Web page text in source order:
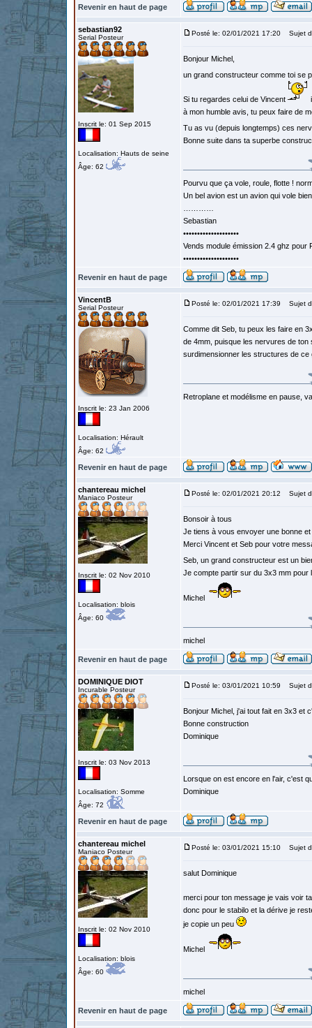
Revenir en haut de page
sebastian92
Serial Posteur
Inscrit le: 01 Sep 2015
Localisation: Hauts de seine
Âge: 62
Posté le: 02/01/2021 17:20 Sujet
Bonjour Michel,
un grand constructeur comme toi se
Si tu regardes celui de Vincent
à mon humble avis, tu peux faire de
Tu as vu (depuis longtemps) ces
Bonne suite dans ta superbe
Pourvu que ça vole, roule, flotte !
Un bel avion est un avion qui vole
Sebastian
••••••••••••••••••••
Vends module émission 2.4 ghz
••••••••••••••••••••
Revenir en haut de page
VincentB
Serial Posteur
Inscrit le: 23 Jan 2006
Localisation: Hérault
Âge: 62
Posté le: 02/01/2021 17:39 Sujet
Comme dit Seb, tu peux les faire en
de 4mm, puisque les nervures de ton
surdimensionner les structures de ce
Retroplane et modélisme en pause,
Revenir en haut de page
chantereau michel
Maniaco Posteur
Inscrit le: 02 Nov 2010
Localisation: blois
Âge: 60
Posté le: 02/01/2021 20:12 Sujet
Bonsoir à tous
Je tiens à vous envoyer une bonne
Merci Vincent et Seb pour votre
Seb, un grand constructeur est un
Je compte partir sur du 3x3 mm pour
Michel
michel
Revenir en haut de page
DOMINIQUE DIOT
Incurable Posteur
Inscrit le: 03 Nov 2013
Localisation: Somme
Âge: 72
Posté le: 03/01/2021 10:59 Sujet
Bonjour Michel, j'ai tout fait en 3x3 et
Bonne construction
Dominique
Lorsque on est encore en l'air, c'est
Dominique
Revenir en haut de page
chantereau michel
Maniaco Posteur
Inscrit le: 02 Nov 2010
Localisation: blois
Âge: 60
Posté le: 03/01/2021 15:10 Sujet
salut Dominique
merci pour ton message je vais voir
donc pour le stabilo et la dérive je
je copie un peu
Michel
michel
Revenir en haut de page